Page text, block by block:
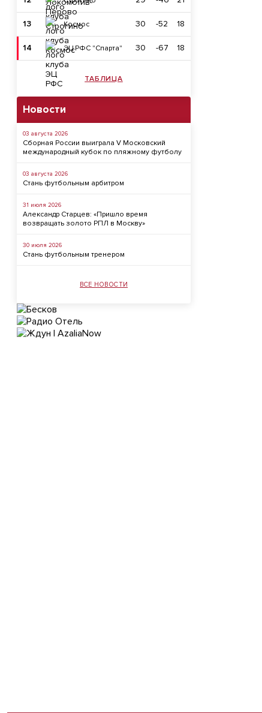
13 Космос 30 -52 18
14 ЭЦ РФС "Спарта" 30 -67 18
ТАБЛИЦА
Новости
03 августа 2026
Сборная России выиграла V Московский
международный кубок по пляжному футболу
03 августа 2026
Стань футбольным арбитром
31 июля 2026
Александр Старцев: «Пришло время
возвращать золото РПЛ в Москву»
30 июля 2026
Стань футбольным тренером
ВСЕ НОВОСТИ